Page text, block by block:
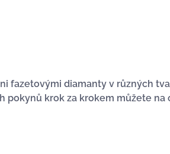
fazetovými diamanty v různých
krok za krokem můžete